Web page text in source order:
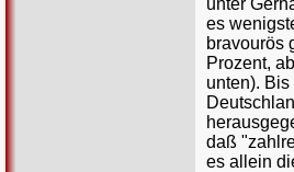
es
bravourös
Prozent,
unten).
daß
es allein